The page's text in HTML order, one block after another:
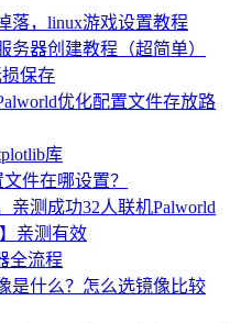
落，linux游戏设置教程
务器创建教程（超简单）
损保存
优化配置文件存放路
库
件在哪设置？
亲测成功32人联机Palworld
亲测有效
全流程
是什么？怎么选镜像比较